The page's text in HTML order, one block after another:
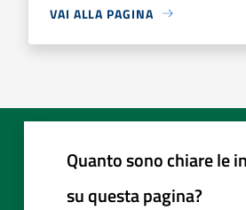
VAI ALLA PAGINA
Quanto sono chiare le
su questa pagina?